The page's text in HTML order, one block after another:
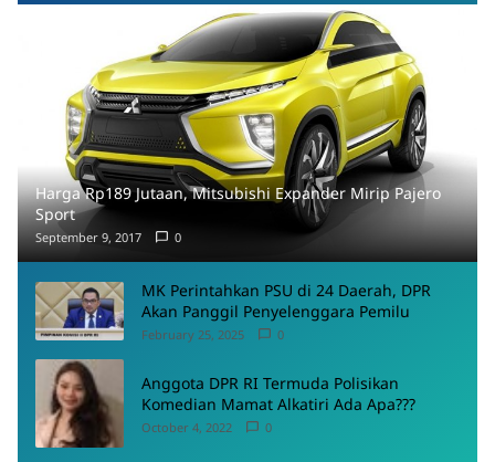
Harga Rp189 Jutaan, Mitsubishi Expander Mirip Pajero
Sport
September 9, 2017 0
MK Perintahkan PSU di 24 Daerah, DPR
Akan Panggil Penyelenggara Pemilu
February 25, 2025 0
Anggota DPR RI Termuda Polisikan
Komedian Mamat Alkatiri Ada Apa???
October 4, 2022 0